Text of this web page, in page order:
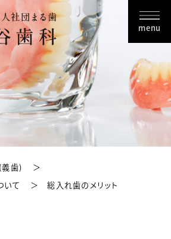
歯)
いて
総入れ歯のメリット
menu